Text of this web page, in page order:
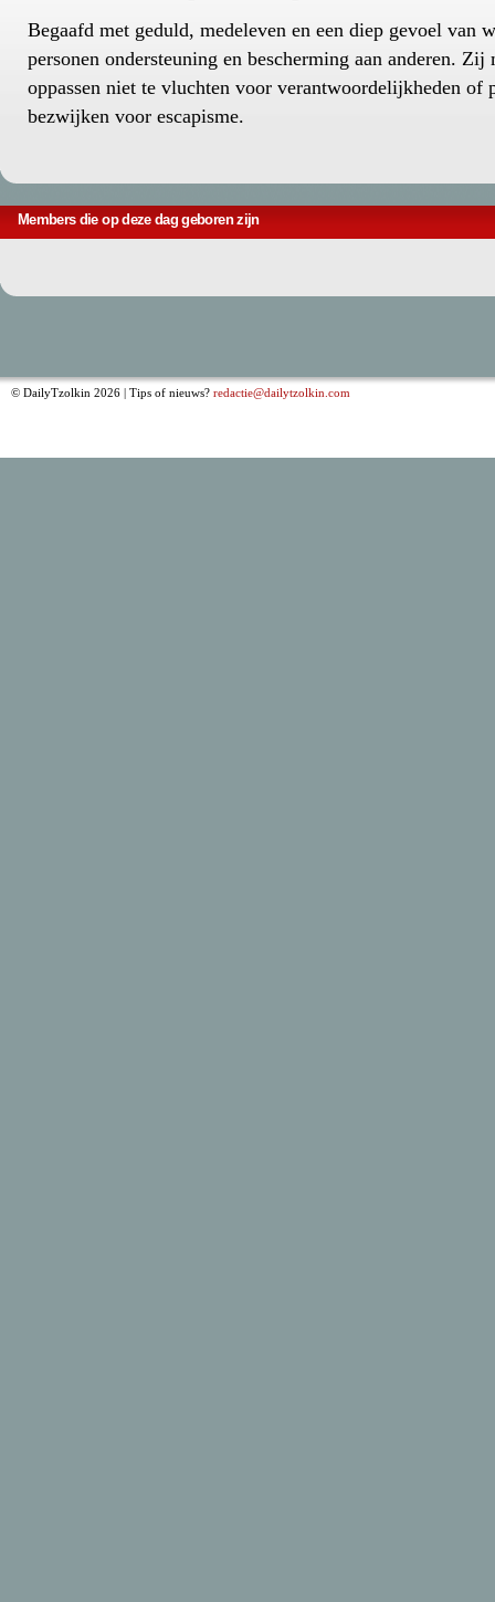
Begaafd met geduld, medeleven en een diep gevoel van
personen ondersteuning en bescherming aan anderen. Zij
oppassen niet te vluchten voor verantwoordelijkheden of
bezwijken voor escapisme.
Members die op deze dag geboren zijn
© DailyTzolkin 2026 | Tips of nieuws? redactie@dailytzolkin.com